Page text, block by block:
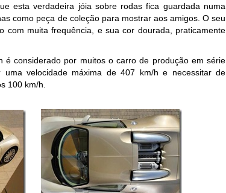
esta verdadeira jóia sobre rodas fica guardada numa
como peça de coleção para mostrar aos amigos. O seu
com muita frequência, e sua cor dourada, praticamente
é considerado por muitos o carro de produção em série
velocidade máxima de 407 km/h e necessitar de
100 km/h.